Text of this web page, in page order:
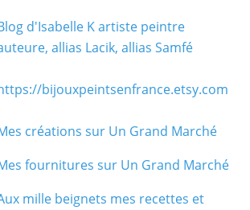
d'Isabelle K artiste peintre
allias Lacik, allias Samfé
bijouxpeintsenfrance.etsy.com
créations sur Un Grand Marché
fournitures sur Un Grand Marché
mille beignets mes recettes et